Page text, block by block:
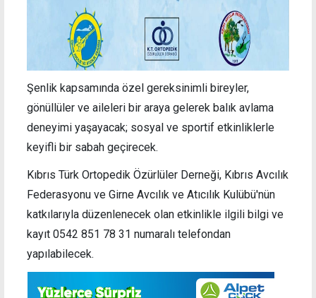
Şenlik kapsamında özel gereksinimli bireyler,
gönüllüler ve aileleri bir araya gelerek balık avlama
deneyimi yaşayacak; sosyal ve sportif etkinliklerle
keyifli bir sabah geçirecek.
Kıbrıs Türk Ortopedik Özürlüler Derneği, Kıbrıs Avcılık
Federasyonu ve Girne Avcılık ve Atıcılık Kulübü'nün
katkılarıyla düzenlenecek olan etkinlikle ilgili bilgi ve
kayıt 0542 851 78 31 numaralı telefondan
yapılabilecek.